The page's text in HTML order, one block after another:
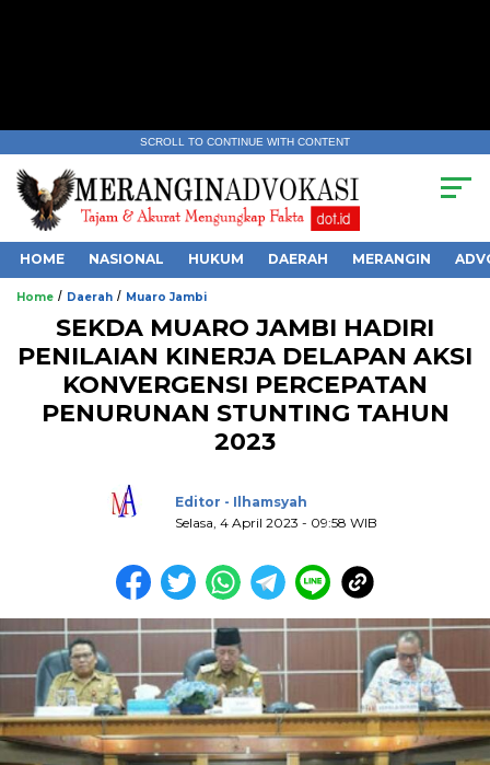
SCROLL TO CONTINUE WITH CONTENT
HOME NASIONAL HUKUM DAERAH MERANGIN
Home / Daerah / Muaro Jambi
SEKDA MUARO JAMBI HADIRI
PENILAIAN KINERJA DELAPAN AKSI
KONVERGENSI PERCEPATAN
PENURUNAN STUNTING TAHUN
2023
Editor - Ilhamsyah
Selasa, 4 April 2023 - 09:58 WIB